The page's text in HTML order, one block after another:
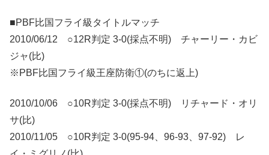
■PBF比国フライ級タイトルマッチ
2010/06/12 ○12R判定 3-0(採点不明) チャーリー・カビ
ジャ(比)
※PBF比国フライ級王座防衛①(のちに返上)
2010/10/06 ○10R判定 3-0(採点不明) リチャード・オリ
サ(比)
2010/11/05 ○10R判定 3-0(95-94、96-93、97-92) レ